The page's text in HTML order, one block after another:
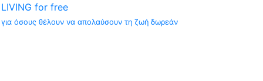
LIVING for free
για όσους θέλουν να απολαύσουν τη ζωή δωρεάν